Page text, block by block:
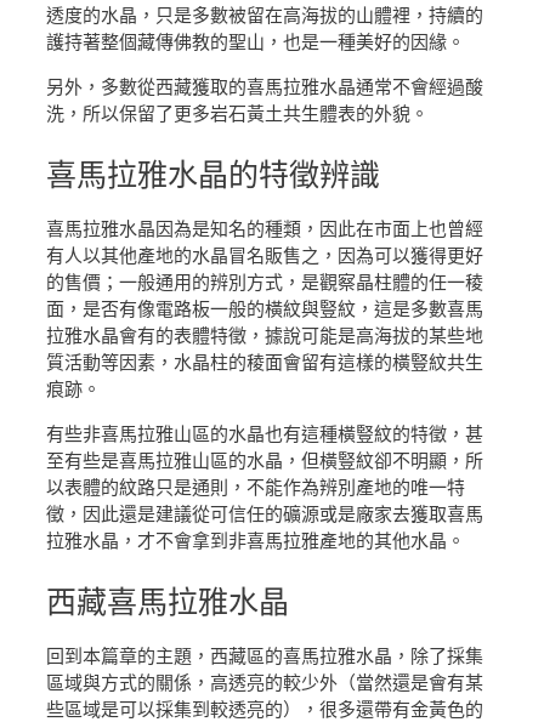
透度的水晶，只是多數被留在高海拔的山體裡，持續的
護持著整個藏傳佛教的聖山，也是一種美好的因緣。
另外，多數從西藏獲取的喜馬拉雅水晶通常不會經過酸
洗，所以保留了更多岩石黃土共生體表的外貌。
喜馬拉雅水晶的特徵辨識
喜馬拉雅水晶因為是知名的種類，因此在市面上也曾經
有人以其他產地的水晶冒名販售之，因為可以獲得更好
的售價；一般通用的辨別方式，是觀察晶柱體的任一稜
面，是否有像電路板一般的橫紋與豎紋，這是多數喜馬
拉雅水晶會有的表體特徵，據說可能是高海拔的某些地
質活動等因素，水晶柱的稜面會留有這樣的橫豎紋共生
痕跡。
有些非喜馬拉雅山區的水晶也有這種橫豎紋的特徵，甚
至有些是喜馬拉雅山區的水晶，但橫豎紋卻不明顯，所
以表體的紋路只是通則，不能作為辨別產地的唯一特
徵，因此還是建議從可信任的礦源或是廠家去獲取喜馬
拉雅水晶，才不會拿到非喜馬拉雅產地的其他水晶。
西藏喜馬拉雅水晶
回到本篇章的主題，西藏區的喜馬拉雅水晶，除了採集
區域與方式的關係，高透亮的較少外（當然還是會有某
些區域是可以採集到較透亮的），很多還帶有金黃色的